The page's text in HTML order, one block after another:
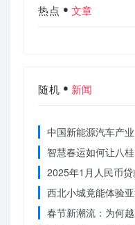
热点 文章
随机 新闻
中国新能源汽车产
智慧春运如何让八
2025年1月人民币
西北小城竟能体验
春节新潮流：为何